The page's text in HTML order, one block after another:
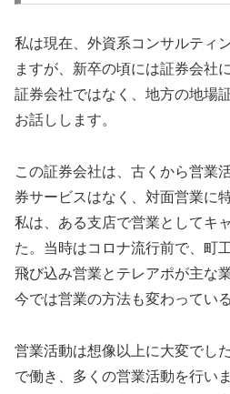
私は現在、外資系コンサルティ
ますが、新卒の頃には証券会社
証券会社ではなく、地方の地場
お話しします。
この証券会社は、古くから営業
券サービスはなく、対面営業に
私は、ある支店で営業としてキ
た。当時はコロナ流行前で、町
飛び込み営業とテレアポが主な
今では営業の方法も変わってい
営業活動は想像以上に大変でし
で働き、多くの営業活動を行い